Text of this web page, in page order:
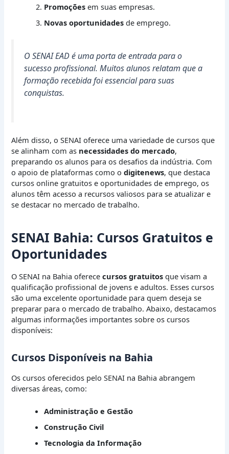
Promoções em suas empresas.
Novas oportunidades de emprego.
O SENAI EAD é uma porta de entrada para o
sucesso profissional. Muitos alunos relatam que a
formação recebida foi essencial para suas
conquistas.
Além disso, o SENAI oferece uma variedade de cursos que
se alinham com as necessidades do mercado,
preparando os alunos para os desafios da indústria. Com
o apoio de plataformas como odigitenews, que destaca
cursos online gratuitos e oportunidades de emprego, os
alunos têm acesso a recursos valiosos para se atualizar e
se destacar no mercado de trabalho.
SENAI Bahia: Cursos Gratuitos e
Oportunidades
O SENAI na Bahia oferececursos gratuitos que visam a
qualificação profissional de jovens e adultos. Esses cursos
são uma excelente oportunidade para quem deseja se
preparar para o mercado de trabalho. Abaixo, destacamos
algumas informações importantes sobre os cursos
disponíveis:
Cursos Disponíveis na Bahia
Os cursos oferecidos pelo SENAI na Bahia abrangem
diversas áreas, como:
Administração e Gestão
Construção Civil
Tecnologia da Informação